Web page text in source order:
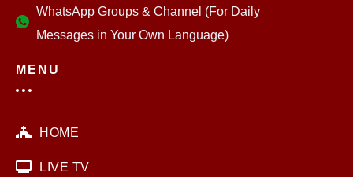
WhatsApp Groups & Channel (For Daily
Messages in Your Own Language)
MENU
HOME
LIVE TV